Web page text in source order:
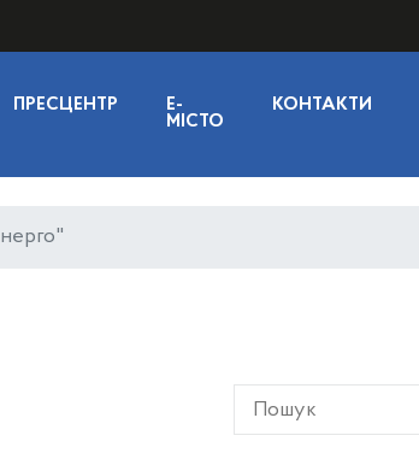
ПРЕСЦЕНТР
E-
МІСТО
КОНТАКТИ